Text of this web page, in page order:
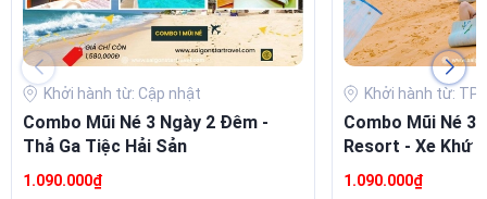
Khởi hành từ: Cập nhật
Combo Mũi Né 3 Ngày 2 Đêm -
Thả Ga Tiệc Hải Sản
1.090.000₫
Khởi hành từ: TP
Combo Mũi Né 3
Resort - Xe Khứ
1.090.000₫